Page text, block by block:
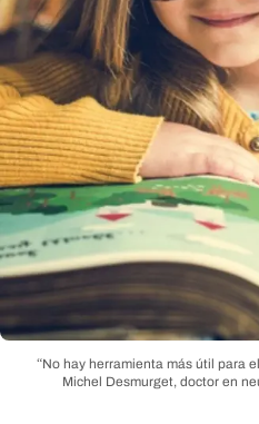
“No hay herramienta más útil para
Michel Desmurget, doctor en